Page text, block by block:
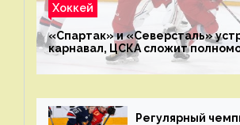
Хоккей
«Спартак» и «Северсталь»
карнавал, ЦСКА сложит
чемпиона. Превью первого
на Западе
Регулярный